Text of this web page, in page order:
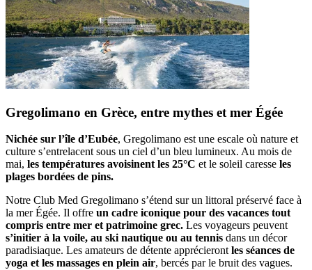
Gregolimano en Grèce, entre mythes et mer Égée
Nichée sur l’île d’Eubée, Gregolimano est une escale où nature et
culture s’entrelacent sous un ciel d’un bleu lumineux. Au mois de
mai, les températures avoisinent les 25°C et le soleil caresse les
plages bordées de pins.
Notre Club Med Gregolimano s’étend sur un littoral préservé face à
la mer Égée. Il offre un cadre iconique pour des vacances tout
compris entre mer et patrimoine grec. Les voyageurs peuvent
s’initier à la voile, au ski nautique ou au tennis dans un décor
paradisiaque. Les amateurs de détente apprécierontles séances de
yoga et les massages en plein air, bercés par le bruit des vagues.